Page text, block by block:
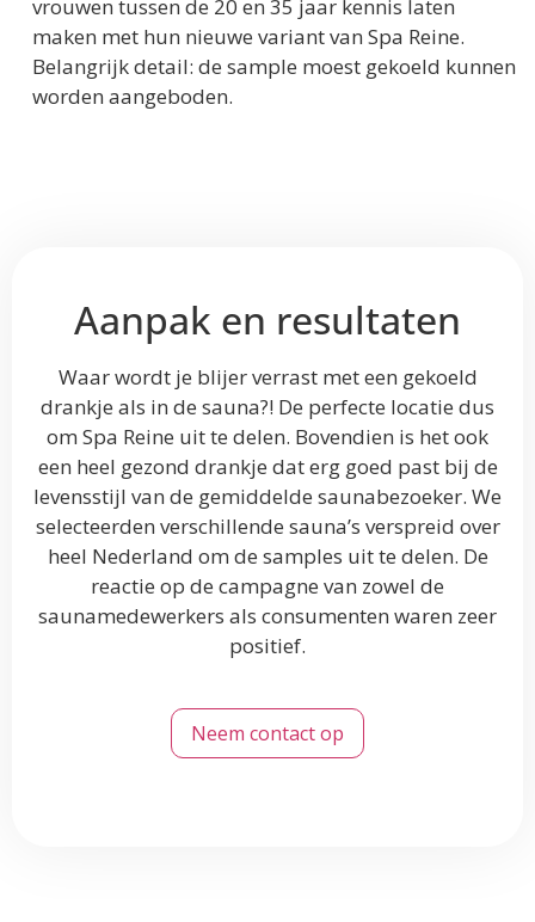
vrouwen tussen de 20 en 35 jaar kennis laten
maken met hun nieuwe variant van Spa Reine.
Belangrijk detail: de sample moest gekoeld kunnen
worden aangeboden.
Aanpak en resultaten
Waar wordt je blijer verrast met een gekoeld
drankje als in de sauna?! De perfecte locatie dus
om Spa Reine uit te delen. Bovendien is het ook
een heel gezond drankje dat erg goed past bij de
levensstijl van de gemiddelde saunabezoeker. We
selecteerden verschillende sauna’s verspreid over
heel Nederland om de samples uit te delen. De
reactie op de campagne van zowel de
saunamedewerkers als consumenten waren zeer
positief.
Neem contact op